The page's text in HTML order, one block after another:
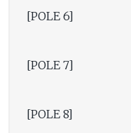
[POLE 6]
[POLE 7]
[POLE 8]